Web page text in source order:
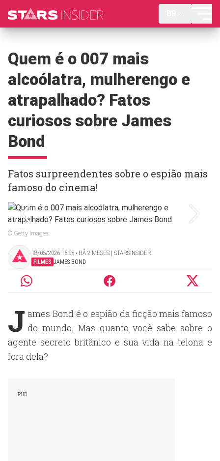
Quem é o 007 mais
alcoólatra, mulherengo e
atrapalhado? Fatos
curiosos sobre James
Bond
Fatos surpreendentes sobre o espião mais
famoso do cinema!
© Getty Images
18/05/2026 16:05 ‧ HÁ 2 MESES | STARSINSIDER
FILMES JAMES BOND
J ames Bond é o espião da ficção mais famoso
do mundo. Mas quanto você sabe sobre o
agente secreto britânico e sua vida na telona e
fora dela?